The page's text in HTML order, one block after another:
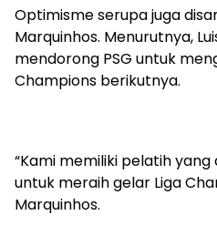
Optimisme serupa juga
Marquinhos. Menurutnya,
mendorong PSG untuk
Champions berikutnya.
“Kami memiliki pelatih
untuk meraih gelar Liga
Marquinhos.